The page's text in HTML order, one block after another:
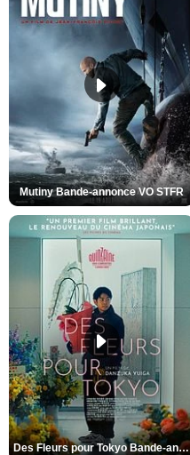
Mutiny Bande-annonce VO STFR
Des Fleurs pour Tokyo Bande-annonce VO STFR